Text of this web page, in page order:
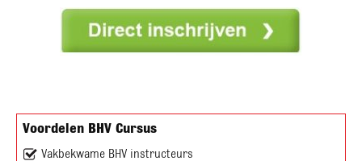
Voordelen BHV Cursus
Vakbekwame BHV instructeurs